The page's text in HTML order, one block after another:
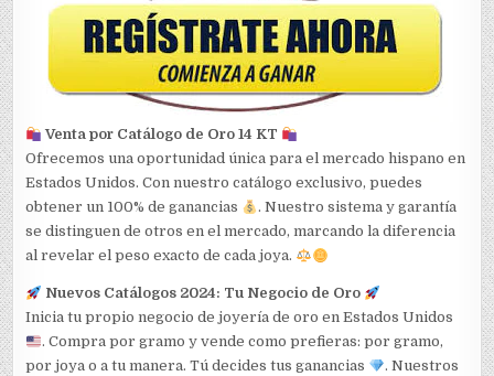
Venta por Catálogo de Oro 14 KT
Ofrecemos una oportunidad única para el mercado hispano en
Estados Unidos. Con nuestro catálogo exclusivo, puedes
obtener un 100% de ganancias
. Nuestro sistema y garantía
se distinguen de otros en el mercado, marcando la diferencia
al revelar el peso exacto de cada joya.
Nuevos Catálogos 2024: Tu Negocio de Oro
Inicia tu propio negocio de joyería de oro en Estados Unidos
. Compra por gramo y vende como prefieras: por gramo,
por joya o a tu manera. Tú decides tus ganancias
. Nuestros